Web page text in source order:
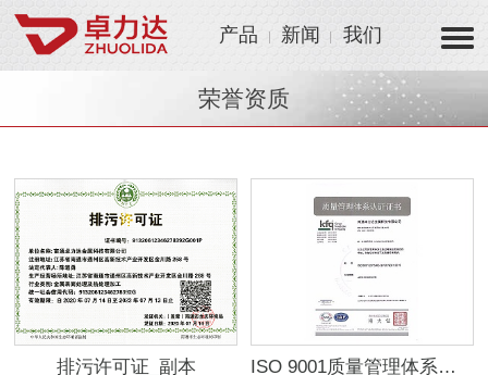
产品 新闻 我们
荣誉资质
排污许可证_副本 ISO 9001质量管理体系认证